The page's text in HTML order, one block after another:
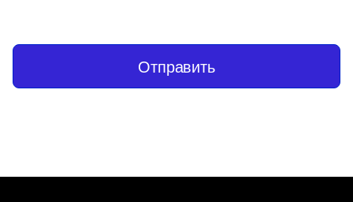
Отправить